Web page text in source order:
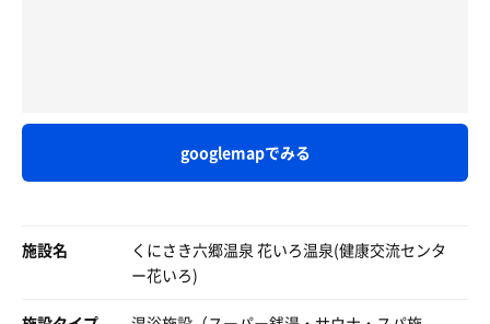
そうで、それが嫌で自分で山や谷を作った年だった。特
に、車を替えてからの出会いは大きなものになったと思
googlemapでみる
施設名
くにさき六郷温泉 花いろ温泉(健康交流センタ
ー花いろ)